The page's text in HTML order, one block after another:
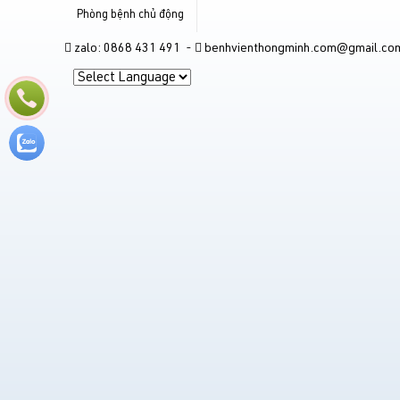
Phòng bệnh chủ động
zalo: 0868 431 491 -